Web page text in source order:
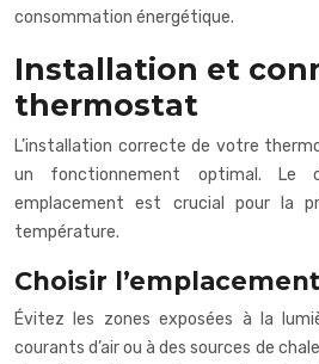
consommation énergétique.
Installation et
thermostat
L’installation correcte de votre
un fonctionnement optimal. Le
emplacement est crucial pour la
température.
Choisir
Évitez les zones exposées à la
courants d’air ou à des sources de